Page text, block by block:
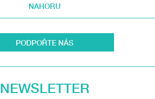
NAHORU
PODPOŘTE NÁS
NEWSLETTER